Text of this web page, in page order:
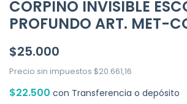
CORPIÑO INVISIBLE
PROFUNDO ART. MET-
$25.000
Precio sin impuestos $20.661,16
$22.500 con Transferencia o depósito